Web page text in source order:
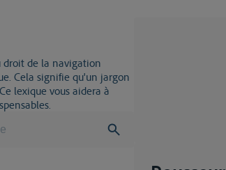
de la navigation
Cela signifie qu'un jargon
lexique vous aidera à